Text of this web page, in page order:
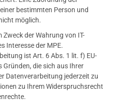
bestimmten Person und
möglich.
der Wahrung von IT-
Interesse der MPE.
ist Art. 6 Abs. 1 lit. f) EU-
Gründen, die sich aus Ihrer
Datenverarbeitung jederzeit zu
zu Ihrem Widerspruchsrecht